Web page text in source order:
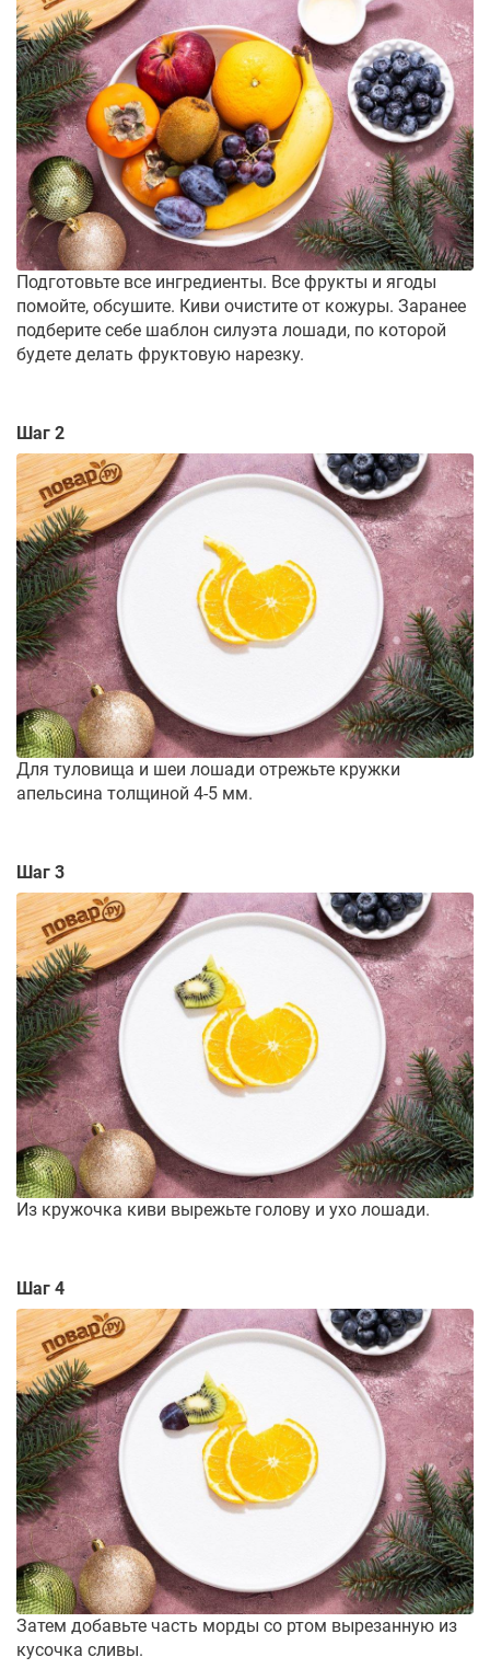
Подготовьте все ингредиенты. Все фрукты и ягоды
помойте, обсушите. Киви очистите от кожуры. Заранее
подберите себе шаблон силуэта лошади, по которой
будете делать фруктовую нарезку.
Шаг 2
Для туловища и шеи лошади отрежьте кружки
апельсина толщиной 4-5 мм.
Шаг 3
Из кружочка киви вырежьте голову и ухо лошади.
Шаг 4
Затем добавьте часть морды со ртом вырезанную из
кусочка сливы.